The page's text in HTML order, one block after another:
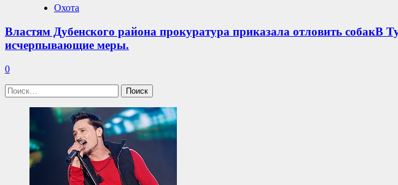
Охота
Властям Дубенского района прокуратура приказала отловить собакВ
исчерпывающие меры.
0
Найти: